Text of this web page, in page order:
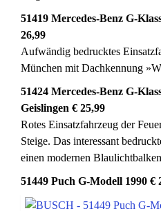
51419 Mercedes-Benz G-
26,99
Aufwändig bedrucktes
München mit Dachkennung
51424 Mercedes-Benz G-
Geislingen € 25,99
Rotes Einsatzfahrzeug der
Steige. Das interessant
einen modernen
51449 Puch G-Modell 1990 €